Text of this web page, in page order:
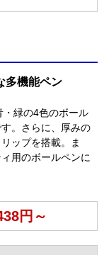
多機能ペン
・緑の4色のボール
。さらに、厚みの
ップを搭載。ま
用のボールペンに
円～